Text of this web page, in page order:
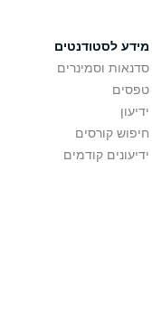
מידע לסטודנטים
סדנאות וסמינרים
טפסים
ידיעון
חיפוש קורסים
ידיעונים קודמים